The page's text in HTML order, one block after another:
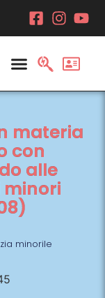
materia
con
alle
minorile